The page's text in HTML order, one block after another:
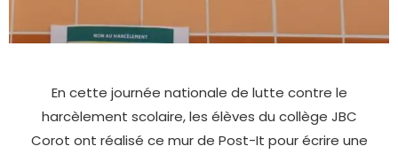
En cette journée nationale de lutte contre le
harcèlement scolaire, les élèves du collège JBC
Corot ont réalisé ce mur de Post-It pour écrire une